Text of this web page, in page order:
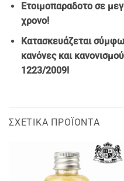
Ετοιμοπαραδοτο σε
χρονο!
Κατασκευάζεται
κανόνες και
1223/2009!
ΣΧΕΤΙΚΆ ΠΡΟΪΌΝΤΑ